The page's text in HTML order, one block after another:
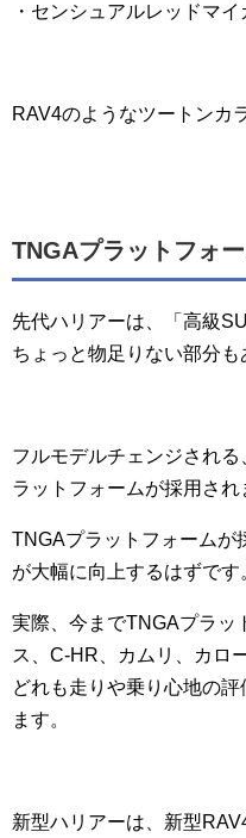
・センシュアルレッドマイ
RAV4のようなツートンカ
TNGAプラットフォ
先代ハリアーは、「高級
ちょっと物足りない部分も
フルモデルチェンジされ
ラットフォームが採用され
TNGAプラットフォームが
が大幅に向上するはずです
実際、今までTNGAプラッ
ス、C-HR、カムリ、カロ
どれも走りや乗り心地の
ます。
新型ハリアーは、新型